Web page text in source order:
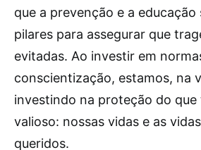
que a prevenção e a
pilares para assegurar que
evitadas. Ao investir em
conscientização, estamos, na
investindo na proteção do que
valioso: nossas vidas e as
queridos.